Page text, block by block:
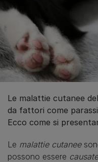
Le malattie cutanee
da fattori come
Ecco come si
Le malattie cutanee
possono essere